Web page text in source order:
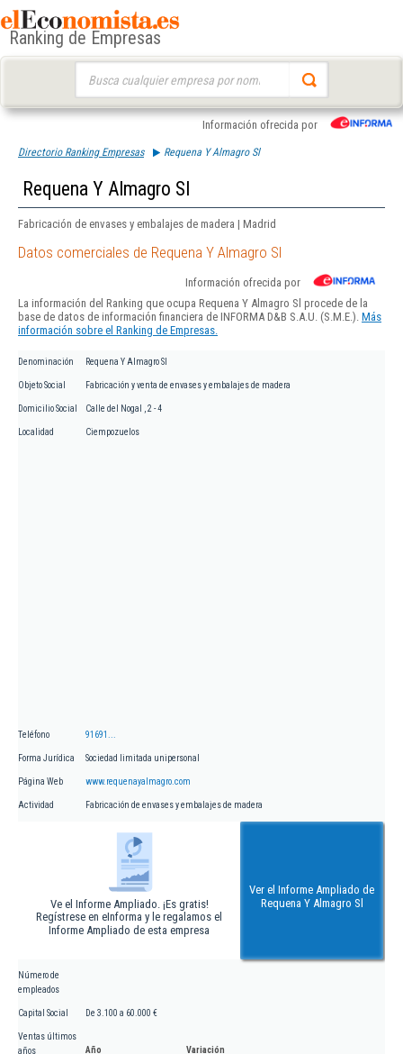
Ranking de Empresas
Información ofrecida por
Directorio Ranking Empresas Requena Y Almagro Sl
Requena Y Almagro Sl
Fabricación de envases y embalajes de madera | Madrid
Datos comerciales de Requena Y Almagro Sl
Información ofrecida por
La información del Ranking que ocupa Requena Y Almagro Sl procede de la
base de datos de información financiera de INFORMA D&B S.A.U. (S.M.E.). Más
información sobre el Ranking de Empresas.
Denominación Requena Y Almagro Sl
Objeto Social Fabricación y venta de envases y embalajes de madera
Domicilio Social Calle del Nogal , 2 - 4
Localidad Ciempozuelos
Teléfono 91691...
Forma Jurídica Sociedad limitada unipersonal
Página Web www.requenayalmagro.com
Actividad Fabricación de envases y embalajes de madera
Ve el Informe Ampliado. ¡Es gratis!
Regístrese en eInforma y le regalamos el
Informe Ampliado de esta empresa
Ver el Informe Ampliado de
Requena Y Almagro Sl
Número de
empleados
Capital Social De 3.100 a 60.000 €
Ventas últimos
años
Año
Variación